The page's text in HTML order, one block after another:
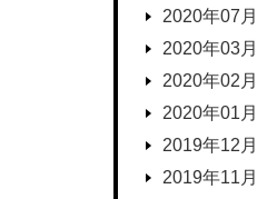
2020年07月
2020年03月
2020年02月
2020年01月
2019年12月
2019年11月